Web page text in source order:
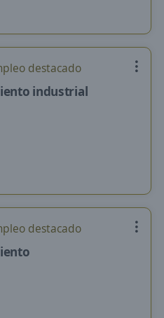
destacado
industrial
destacado